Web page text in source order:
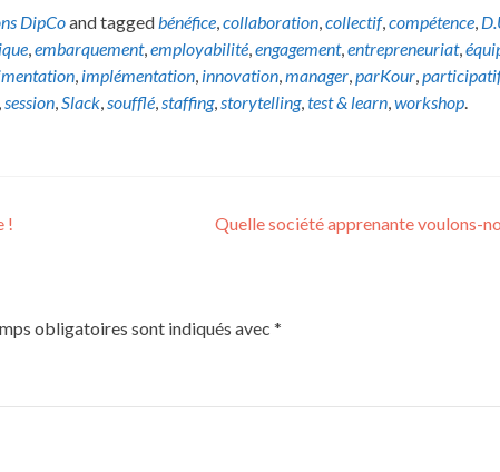
DipCoand taggedbénéfice,collaboration,collectif,compétence,
,embarquement,employabilité,engagement,entrepreneuriat,
, implémentation, innovation,manager,parKour,
,session,Slack,soufflé,staffing,storytelling,test & learn,workshop.
! Quelle société apprenante voulons-
obligatoires sont indiqués avec *